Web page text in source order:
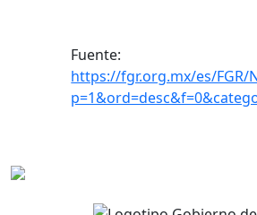
Fuente:
https://fgr.org.mx/es/FGR/